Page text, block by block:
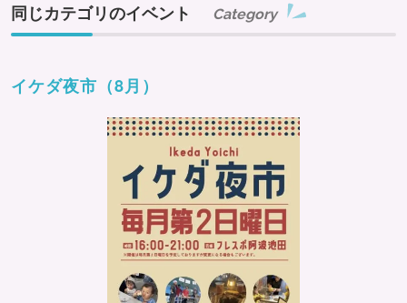
同じカテゴリのイベント Category
イケダ夜市（8月）